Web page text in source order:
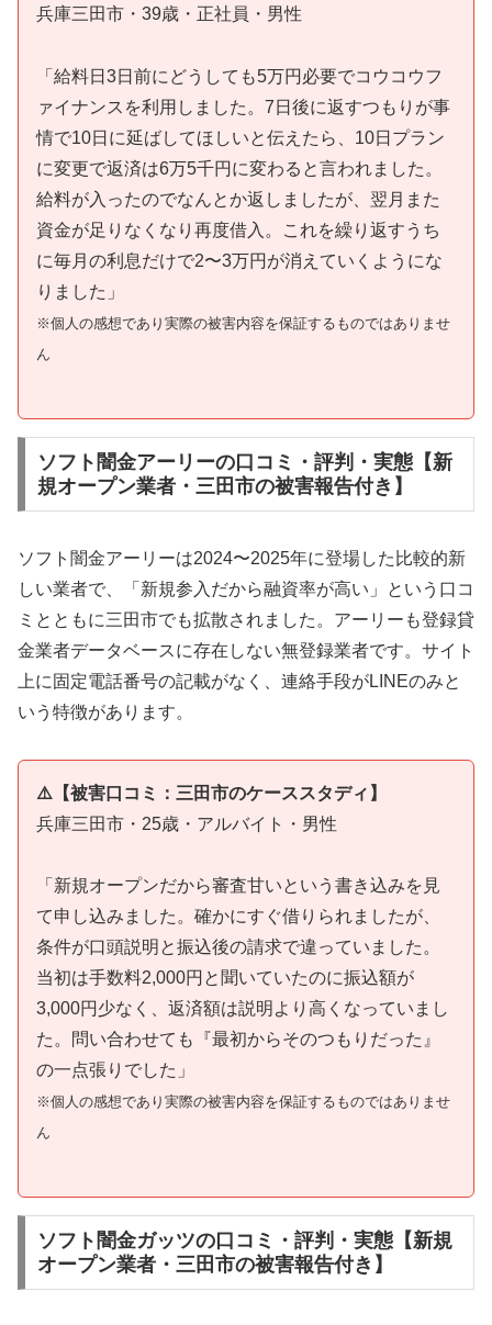
兵庫三田市・39歳・正社員・男性
「給料日3日前にどうしても5万円必要でコウコウフ
ァイナンスを利用しました。7日後に返すつもりが事
情で10日に延ばしてほしいと伝えたら、10日プラン
に変更で返済は6万5千円に変わると言われました。
給料が入ったのでなんとか返しましたが、翌月また
資金が足りなくなり再度借入。これを繰り返すうち
に毎月の利息だけで2〜3万円が消えていくようにな
りました」
※個人の感想であり実際の被害内容を保証するものではありませ
ん
ソフト闇金アーリーの口コミ・評判・実態【新
規オープン業者・三田市の被害報告付き】
ソフト闇金アーリーは2024〜2025年に登場した比較的新
しい業者で、「新規参入だから融資率が高い」という口コ
ミとともに三田市でも拡散されました。アーリーも登録貸
金業者データベースに存在しない無登録業者です。サイト
上に固定電話番号の記載がなく、連絡手段がLINEのみと
いう特徴があります。
⚠️【被害口コミ：三田市のケーススタディ】
兵庫三田市・25歳・アルバイト・男性
「新規オープンだから審査甘いという書き込みを見
て申し込みました。確かにすぐ借りられましたが、
条件が口頭説明と振込後の請求で違っていました。
当初は手数料2,000円と聞いていたのに振込額が
3,000円少なく、返済額は説明より高くなっていまし
た。問い合わせても『最初からそのつもりだった』
の一点張りでした」
※個人の感想であり実際の被害内容を保証するものではありませ
ん
ソフト闇金ガッツの口コミ・評判・実態【新規
オープン業者・三田市の被害報告付き】